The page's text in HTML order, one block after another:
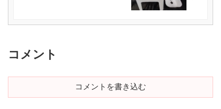
コメント
コメントを書き込む